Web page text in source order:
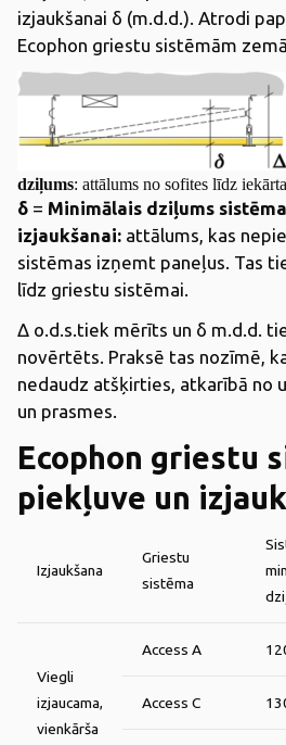
izjaukšanai δ (m.d.d.). Atrodi
Ecophon griestu sistēmām
dziļums: attālums no sofites līdz
δ = Minimālais dziļums
izjaukšanai: attālums, kas
sistēmas izņemt paneļus. Tas
līdz griestu sistēmai.
Δ o.d.s.tiek mērīts un δ m.d.d.
novērtēts. Praksē tas nozīmē,
nedaudz atšķirties, atkarībā no
un prasmes.
Ecophon griestu
piekļuve un
Izjaukšana
Griestu
sistēma
Viegli
izjaucama,
vienkārša
Access A
Access C